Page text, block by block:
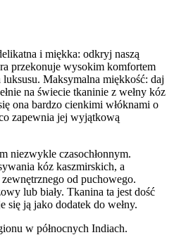
i miękka: odkryj naszą
przekonuje wysokim komfortem
Maksymalna miękkość: daj
na świecie tkaninie z wełny kóz
ona bardzo cienkimi włóknami o
zapewnia jej wyjątkową
niezwykle czasochłonnym.
kóz kaszmirskich, a
od puchowego.
lub biały. Tkanina ta jest dość
się ją jako dodatek do wełny.
w północnych Indiach.